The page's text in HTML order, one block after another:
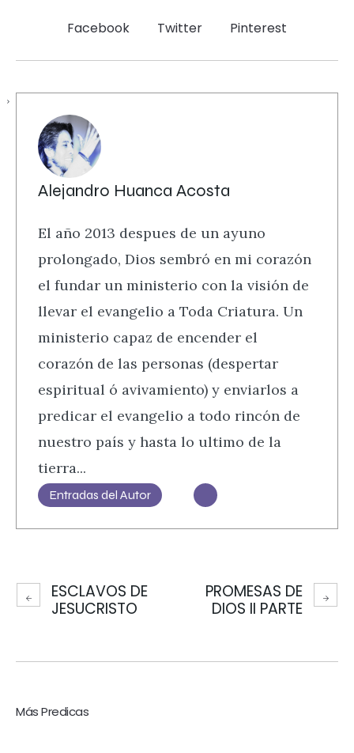
Facebook Twitter Pinterest
Alejandro Huanca Acosta
El año 2013 despues de un ayuno
prolongado, Dios sembró en mi corazón
el fundar un ministerio con la visión de
llevar el evangelio a Toda Criatura. Un
ministerio capaz de encender el
corazón de las personas (despertar
espiritual ó avivamiento) y enviarlos a
predicar el evangelio a todo rincón de
nuestro país y hasta lo ultimo de la
tierra...
Entradas del Autor
ESCLAVOS DE
JESUCRISTO
PROMESAS DE
DIOS II PARTE
Más Predicas